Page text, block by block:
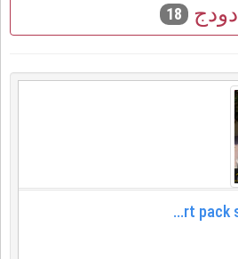
دودج 18